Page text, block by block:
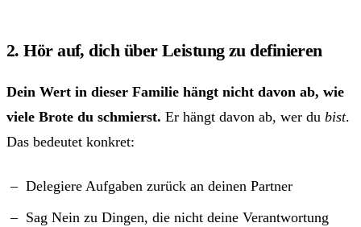
2. Hör auf, dich über Leistung zu definieren
Dein Wert in dieser Familie hängt nicht davon ab, wie
viele Brote du schmierst. Er hängt davon ab, wer du bist.
Das bedeutet konkret:
Delegiere Aufgaben zurück an deinen Partner
Sag Nein zu Dingen, die nicht deine Verantwortung